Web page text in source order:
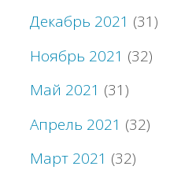
Декабрь 2021 (31)
Ноябрь 2021 (32)
Май 2021 (31)
Апрель 2021 (32)
Март 2021 (32)